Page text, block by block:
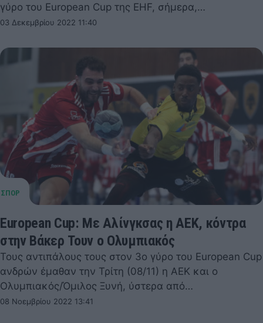
γύρο του European Cup της EHF, σήμερα,…
03 Δεκεμβρίου 2022 11:40
European Cup: Με Αλίνγκσας η ΑΕΚ, κόντρα
στην Βάκερ Τουν ο Ολυμπιακός
Τους αντιπάλους τους στον 3ο γύρο του European Cup
ανδρών έμαθαν την Τρίτη (08/11) η ΑΕΚ και ο
Ολυμπιακός/Όμιλος Ξυνή, ύστερα από…
08 Νοεμβρίου 2022 13:41